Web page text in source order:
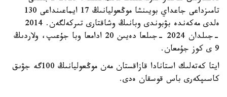
تامىزداعى جاعداي بويىنشا موڭعوليانىڭ 17 ايماعىنداعى 130
ەلدى مەكەندە بۋبوندى وبانىڭ وشاقتارى تىركەلگەن. 2014
-جىلدان 2024 -جىلعا دەيىن 20 ادامعا وبا جۇعىپ، ولاردىڭ
9 ى كوز جۇمعان.
ايتا كەتەلىك استانادا قازاقستان مەن موڭعوليانىڭ 100گە جۋىق
كاسىپكەرى باس قوسقان ەدى.